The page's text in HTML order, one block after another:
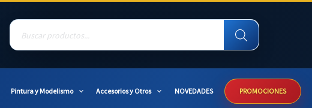
Products
search
Pintura y Modelismo Accesorios y Otros NOVEDADES PROMOCIONES